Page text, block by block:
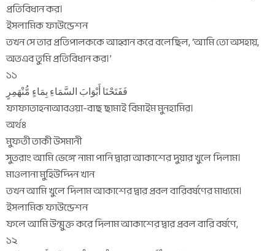
প্রতিবিধান কর।
ইসলামিক ফাউন্ডেশন
তখন সে তার প্রতিপালককে আহ্বান করে বলেছিল, ‘আমি তো অসহায়,
অতএব তুমি প্রতিবিধান কর।’
১১
فَفَتَحْنَا أَبْوَابَ السَّمَاءِ بِمَاءٍ مُّنْهَمِرٍ
ফাফাতাহনাআবওয়া-বাছ ছামাই বিমাইম মুনহামির।
অর্থঃ
মুফতী তাকী উসমানী
সুতরাং আমি ভেঙ্গে নামা পানি দ্বারা আকাশের দুয়ার খুলে দিলাম।
মাওলানা মুহিউদ্দিন খান
তখন আমি খুলে দিলাম আকাশের দ্বার প্রবল বারিবর্ষণের মাধ্যমে।
ইসলামিক ফাউন্ডেশন
ফলে আমি উন্মুক্ত করে দিলাম আকাশের দ্বার প্রবল বারি বর্ষণে,
১২